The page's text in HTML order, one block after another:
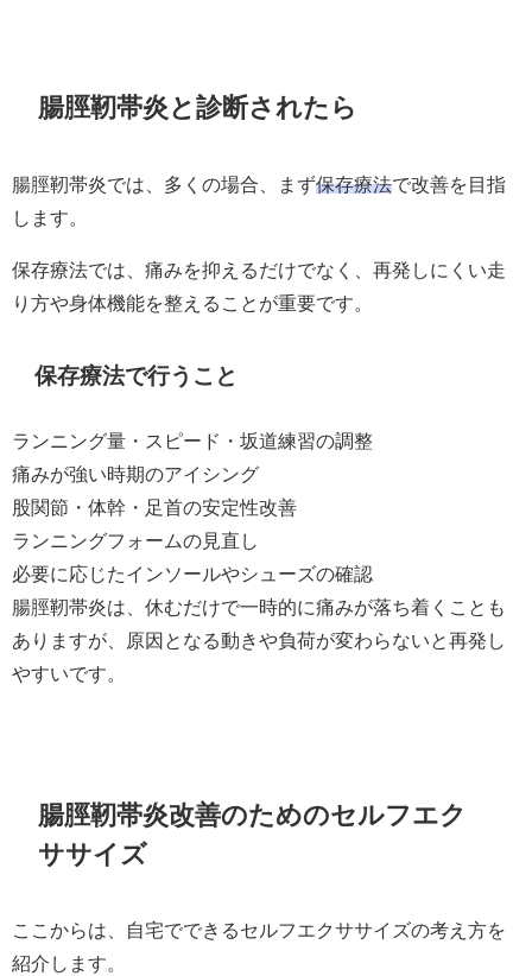
腸脛靭帯炎と診断されたら
腸脛靭帯炎では、多くの場合、まず保存療法で改善を目指
します。
保存療法では、痛みを抑えるだけでなく、再発しにくい走
り方や身体機能を整えることが重要です。
保存療法で行うこと
ランニング量・スピード・坂道練習の調整
痛みが強い時期のアイシング
股関節・体幹・足首の安定性改善
ランニングフォームの見直し
必要に応じたインソールやシューズの確認
腸脛靭帯炎は、休むだけで一時的に痛みが落ち着くことも
ありますが、原因となる動きや負荷が変わらないと再発し
やすいです。
腸脛靭帯炎改善のためのセルフエク
ササイズ
ここからは、自宅でできるセルフエクササイズの考え方を
紹介します。